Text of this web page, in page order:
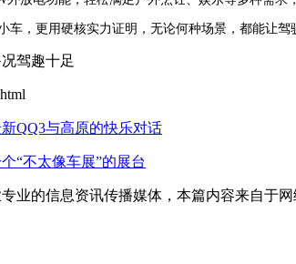
车，更用硬核实力证明，无论何种场景，都能让驾
驾趣十足
QQ3与高原的快乐对话
“不太像车展”的展台
业的信息资讯传播媒体，本篇内容来自于